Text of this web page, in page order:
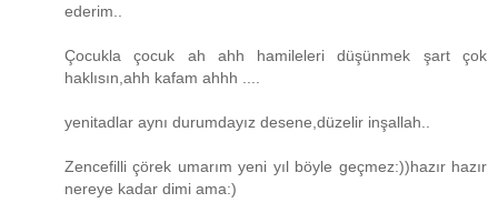
ederim..
Çocukla çocuk ah ahh hamileleri düşünmek şart çok
haklısın,ahh kafam ahhh ....
yenitadlar aynı durumdayız desene,düzelir inşallah..
Zencefilli çörek umarım yeni yıl böyle geçmez:))hazır hazır
nereye kadar dimi ama:)